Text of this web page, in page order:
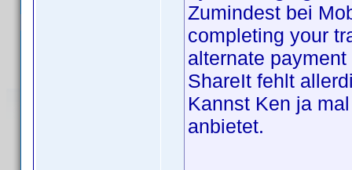
Zumindest bei
completing your
alternate
ShareIt fehlt
Kannst Ken ja
anbietet.